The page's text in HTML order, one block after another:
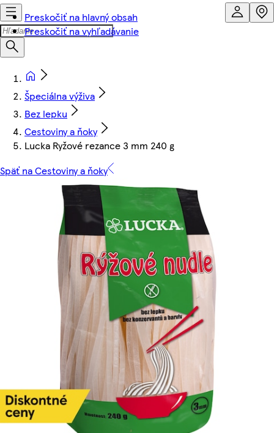
Preskočiť na hlavný obsah
Preskočiť na vyhľadávanie
Špeciálna výživa
Bez lepku
Cestoviny a ňoky
Lucka Ryžové rezance 3 mm 240 g
Späť na Cestoviny a ňoky